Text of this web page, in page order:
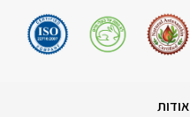
אודות